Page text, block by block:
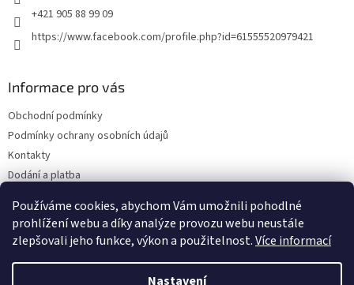
Používáme cookies, abychom Vám umožnili pohodlné
prohlížení webu a díky analýze provozu webu neustále
zlepšovali jeho funkce, výkon a použitelnost.Více informací
Nastavení
+421 905 88 99 09
https://www.facebook.com/profile.php?id=61555520979421
Informace pro vás
Obchodní podmínky
Podmínky ochrany osobních údajů
Kontakty
Dodání a platba
Hodnocení obchodu